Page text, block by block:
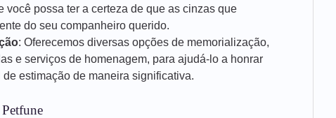
você possa ter a certeza de que as cinzas que
do seu companheiro querido.
: Oferecemos diversas opções de memorialização,
e serviços de homenagem, para ajudá-lo a honrar
estimação de maneira significativa.